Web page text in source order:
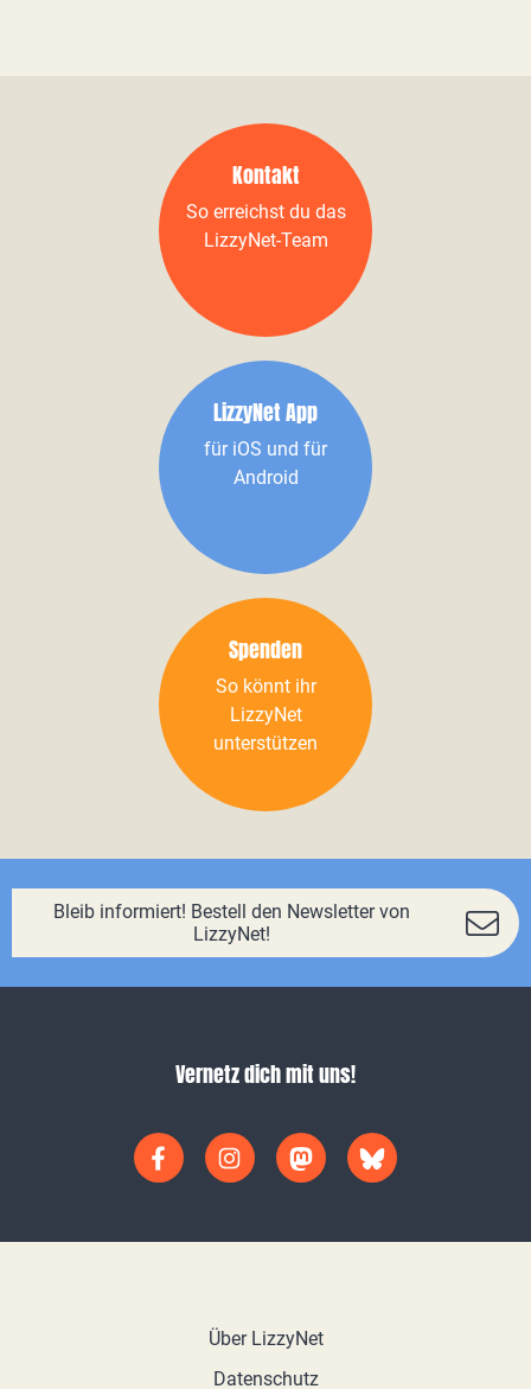
Kontakt
So erreichst du das
LizzyNet-Team
LizzyNet App
für iOS und für
Android
Spenden
So könnt ihr
LizzyNet
unterstützen
Bleib informiert! Bestell den Newsletter von
LizzyNet!
Vernetz dich mit uns!
Über LizzyNet
Datenschutz